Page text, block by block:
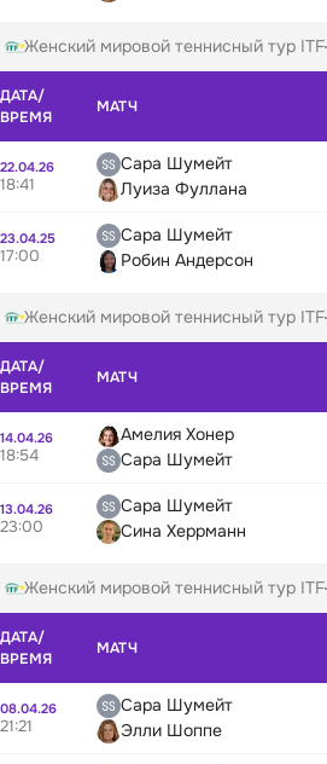
Женский мировой теннисный тур ITF
ДАТА/
ВРЕМЯ
МАТЧ
22.04.26
18:41
Сара Шумейт
Луиза Фуллана
23.04.25
17:00
Сара Шумейт
Робин Андерсон
Женский мировой теннисный тур ITF
ДАТА/
ВРЕМЯ
МАТЧ
14.04.26
18:54
Амелия Хонер
Сара Шумейт
13.04.26
23:00
Сара Шумейт
Сина Херрманн
Женский мировой теннисный тур ITF
ДАТА/
ВРЕМЯ
МАТЧ
08.04.26
21:21
Сара Шумейт
Элли Шоппе